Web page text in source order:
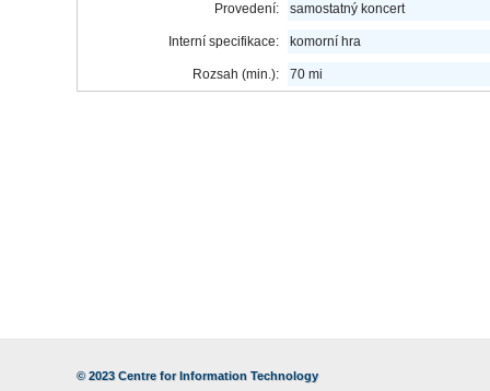
Provedení: samostatný koncert
Interní specifikace: komorní hra
Rozsah (min.): 70 mi
© 2023 Centre for Information Technology